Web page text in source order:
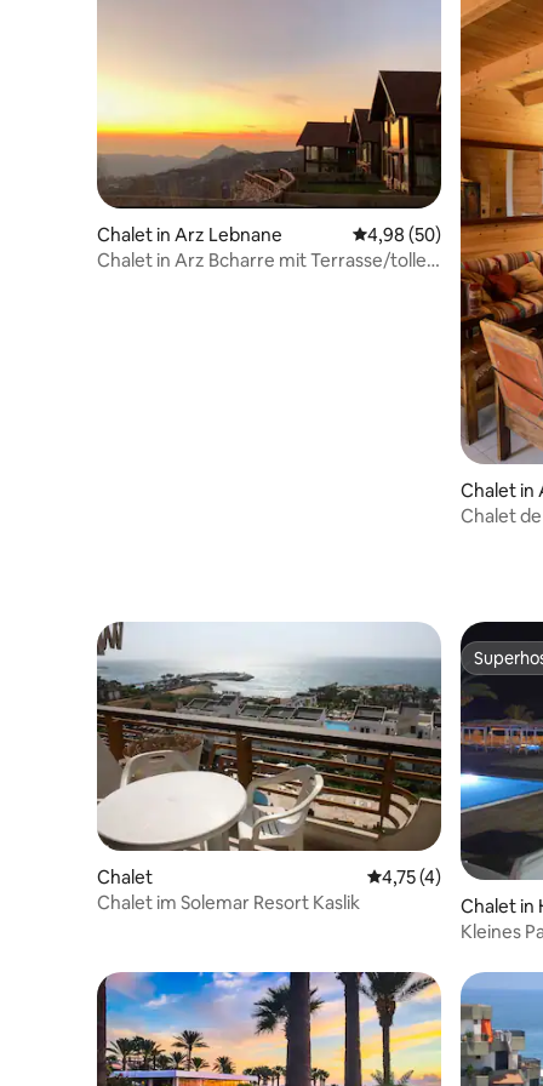
Chalet in Arz Lebnane Durchschnittliche
4,98 (50)
Chalet in Arz Bcharre mit Terrasse/toller
Chalet in
Chalet
Chalet Durchschnittliche
4,75 (4)
Chalet im Solemar Resort Kaslik
Chalet in
Kleines
Städte,
Christus